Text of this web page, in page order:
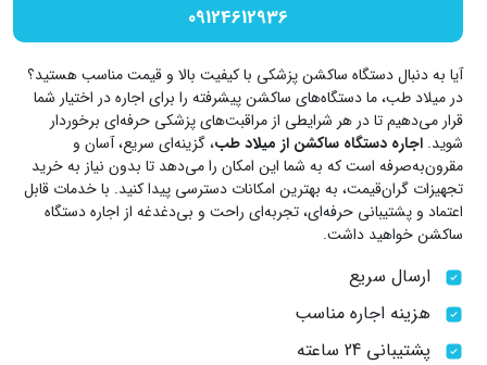
09124612936
آیا به دنبال دستگاه ساکشن پزشکی با کیفیت بالا و قیمت مناسب هستید؟
در میلاد طب، ما دستگاه‌های ساکشن پیشرفته را برای اجاره در اختیار شما
قرار می‌دهیم تا در هر شرایطی از مراقبت‌های پزشکی حرفه‌ای برخوردار
شوید. اجاره دستگاه ساکشن از میلاد طب، گزینه‌ای سریع، آسان و
مقرون‌به‌صرفه است که به شما این امکان را می‌دهد تا بدون نیاز به خرید
تجهیزات گران‌قیمت، به بهترین امکانات دسترسی پیدا کنید. با خدمات قابل
اعتماد و پشتیبانی حرفه‌ای، تجربه‌ای راحت و بی‌دغدغه از اجاره دستگاه
ساکشن خواهید داشت.
ارسال سریع
هزینه اجاره مناسب
پشتیبانی 24 ساعته